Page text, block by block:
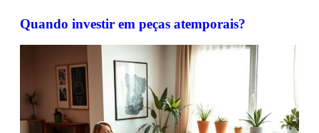
Quando investir em peças atemporais?